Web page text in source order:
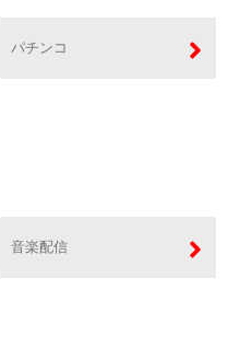
パチンコ
音楽配信